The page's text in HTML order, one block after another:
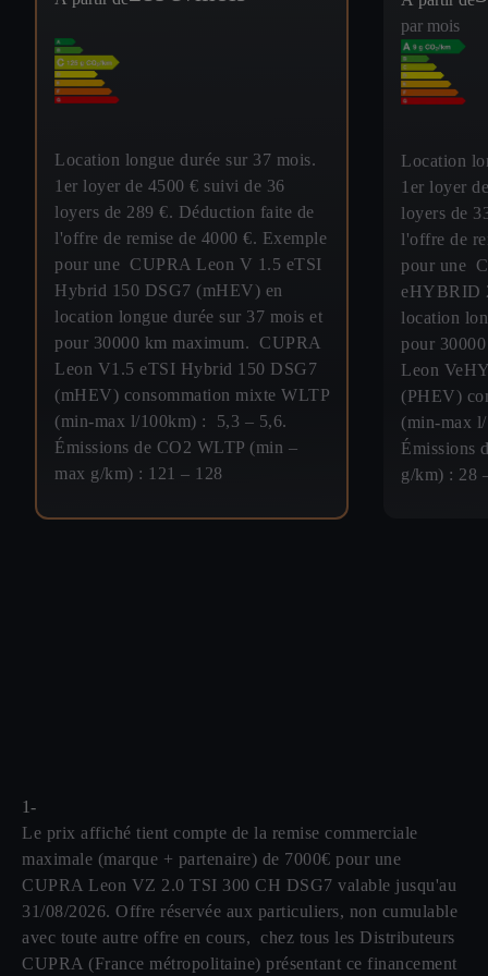
Location longue durée sur 37 mois.
1er loyer de 4500 € suivi de 36
loyers de 289 €. Déduction faite de
l'offre de remise de 4000 €. Exemple
pour une CUPRA Leon V 1.5 eTSI
Hybrid 150 DSG7 (mHEV) en
location longue durée sur 37 mois et
pour 30000 km maximum. CUPRA
Leon V1.5 eTSI Hybrid 150 DSG7
(mHEV) consommation mixte WLTP
(min-max l/100km) : 5,3 – 5,6.
Émissions de CO2 WLTP (min –
max g/km) : 121 – 128
par mois
Location
1er loyer
loyers de
l'offre de
pour une
eHYBRID
location
pour
Leon
(PHEV)
(min-max
Émissions
g/km) : 28
1-
Le prix affiché tient compte de la remise commerciale
maximale (marque + partenaire) de 7000€ pour une
CUPRA Leon VZ 2.0 TSI 300 CH DSG7 valable jusqu'au
31/08/2026. Offre réservée aux particuliers, non cumulable
avec toute autre offre en cours, chez tous les Distributeurs
CUPRA (France métropolitaine) présentant ce financement